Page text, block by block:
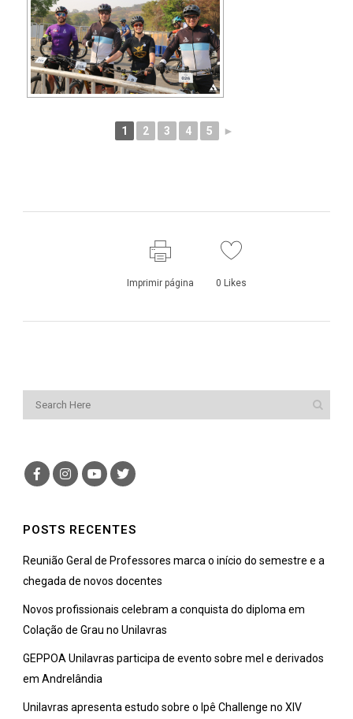
1 2 3 4 5 ►
Imprimir página 0 Likes
POSTS RECENTES
Reunião Geral de Professores marca o início do semestre e a
chegada de novos docentes
Novos profissionais celebram a conquista do diploma em
Colação de Grau no Unilavras
GEPPOA Unilavras participa de evento sobre mel e derivados
em Andrelândia
Unilavras apresenta estudo sobre o Ipê Challenge no XIV